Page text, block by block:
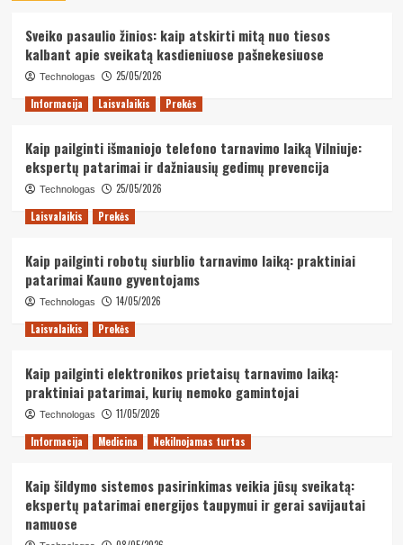
Sveiko pasaulio žinios: kaip atskirti mitą nuo tiesos
kalbant apie sveikatą kasdieniuose pašnekesiuose
Technologas
25/05/2026
Informacija
Laisvalaikis Prekės
Kaip pailginti išmaniojo telefono tarnavimo laiką Vilniuje:
ekspertų patarimai ir dažniausių gedimų prevencija
Technologas
25/05/2026
Laisvalaikis
Prekės
Kaip pailginti robotų siurblio tarnavimo laiką: praktiniai
patarimai Kauno gyventojams
Technologas
14/05/2026
Laisvalaikis
Prekės
Kaip pailginti elektronikos prietaisų tarnavimo laiką:
praktiniai patarimai, kurių nemoko gamintojai
Technologas
11/05/2026
Informacija
Medicina Nekilnojamas turtas
Kaip šildymo sistemos pasirinkimas veikia jūsų sveikatą:
ekspertų patarimai energijos taupymui ir gerai savijautai
namuose